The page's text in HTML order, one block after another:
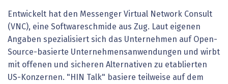
Entwickelt hat den Messenger Virtual Network Consult
(VNC), eine Softwareschmide aus Zug. Laut eigenen
Angaben spezialisiert sich das Unternehmen auf Open-
Source-basierte Unternehmensanwendungen und wirbt
mit offenen und sicheren Alternativen zu etablierten
US-Konzernen. "HIN Talk" basiere teilweise auf dem